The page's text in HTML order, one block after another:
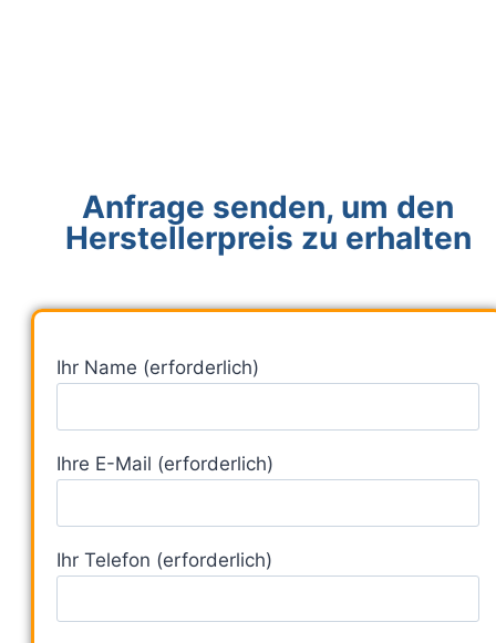
Anfrage senden, um den
Herstellerpreis zu erhalten
Ihr Name (erforderlich)
Ihre E-Mail (erforderlich)
Ihr Telefon (erforderlich)